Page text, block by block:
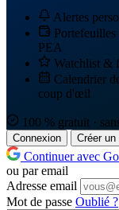
Alertes
PEA
Watchlist &
Calendrier
coup d'œil
100 % gratuit ·
Connexion Créer
Continuer avec
ou par email
Adresse email
Mot de passe Oublié ?